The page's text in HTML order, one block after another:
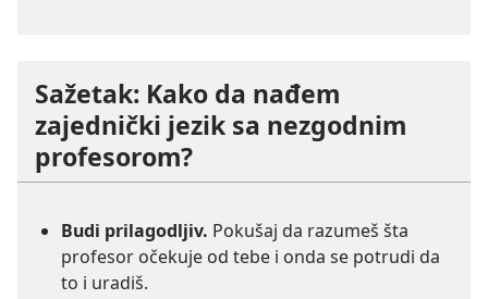
Sažetak: Kako da nađem
zajednički jezik sa nezgodnim
profesorom?
Budi prilagodljiv. Pokušaj da razumeš šta
profesor očekuje od tebe i onda se potrudi da
to i uradiš.